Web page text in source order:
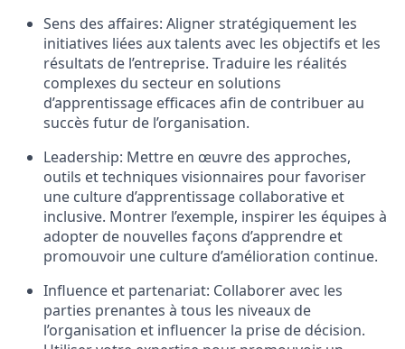
Sens des affaires: Aligner stratégiquement les
initiatives liées aux talents avec les objectifs et les
résultats de l’entreprise. Traduire les réalités
complexes du secteur en solutions
d’apprentissage efficaces afin de contribuer au
succès futur de l’organisation.
Leadership: Mettre en œuvre des approches,
outils et techniques visionnaires pour favoriser
une culture d’apprentissage collaborative et
inclusive. Montrer l’exemple, inspirer les équipes à
adopter de nouvelles façons d’apprendre et
promouvoir une culture d’amélioration continue.
Influence et partenariat: Collaborer avec les
parties prenantes à tous les niveaux de
l’organisation et influencer la prise de décision.